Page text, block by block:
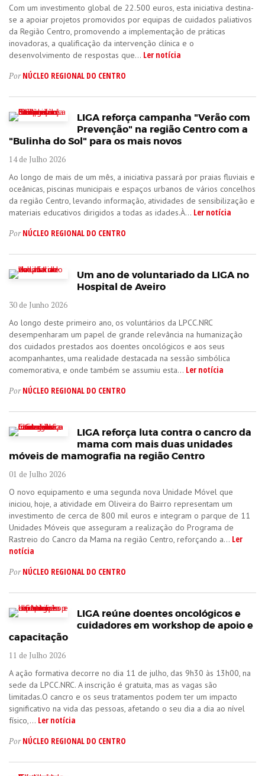
Com um investimento global de 22.500 euros, esta iniciativa destina-
se a apoiar projetos promovidos por equipas de cuidados paliativos
da Região Centro, promovendo a implementação de práticas
inovadoras, a qualificação da intervenção clínica e o
desenvolvimento de respostas que... Ler notícia
PorNÚCLEO REGIONAL DO CENTRO
LIGA reforça campanha "Verão com
Prevenção" na região Centro com a
"Bulinha do Sol" para os mais novos
14 de Julho 2026
Ao longo de mais de um mês, a iniciativa passará por praias fluviais e
oceânicas, piscinas municipais e espaços urbanos de vários concelhos
da região Centro, levando informação, atividades de sensibilização e
materiais educativos dirigidos a todas as idades.À... Ler notícia
PorNÚCLEO REGIONAL DO CENTRO
Um ano de voluntariado da LIGA no
Hospital de Aveiro
30 de Junho 2026
Ao longo deste primeiro ano, os voluntários da LPCC.NRC
desempenharam um papel de grande relevância na humanização
dos cuidados prestados aos doentes oncológicos e aos seus
acompanhantes, uma realidade destacada na sessão simbólica
comemorativa, e onde também se assumiu esta... Ler notícia
PorNÚCLEO REGIONAL DO CENTRO
LIGA reforça luta contra o cancro da
mama com mais duas unidades
móveis de mamografia na região Centro
01 de Julho 2026
O novo equipamento e uma segunda nova Unidade Móvel que
iniciou, hoje, a atividade em Oliveira do Bairro representam um
investimento de cerca de 800 mil euros e integram o parque de 11
Unidades Móveis que asseguram a realização do Programa de
Rastreio do Cancro da Mama na região Centro, reforçando a... Ler
notícia
PorNÚCLEO REGIONAL DO CENTRO
LIGA reúne doentes oncológicos e
cuidadores em workshop de apoio e
capacitação
11 de Julho 2026
A ação formativa decorre no dia 11 de julho, das 9h30 às 13h00, na
sede da LPCC.NRC. A inscrição é gratuita, mas as vagas são
limitadas.O cancro e os seus tratamentos podem ter um impacto
significativo na vida das pessoas, afetando o seu dia a dia ao nível
físico,... Ler notícia
PorNÚCLEO REGIONAL DO CENTRO